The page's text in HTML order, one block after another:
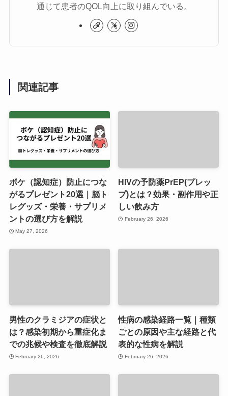
通じて患者のQOL向上に取り組んでいる。
関連記事
ボケ（認知症）防止につな
がるプレゼント20選｜脳ト
レグッズ・栄養・サプリメ
ントの選び方を解説
May 27, 2026
HIVの予防薬PrEP(プレッ
プ)とは？効果・副作用や正
しい飲み方
February 26, 2026
男性のクラミジアの症状と
は？感染初期から重症化ま
での兆候や検査を徹底解説
February 26, 2026
性病の感染経路一覧｜種類
ごとの原因や主な経路と代
表的な性病を解説
February 26, 2026